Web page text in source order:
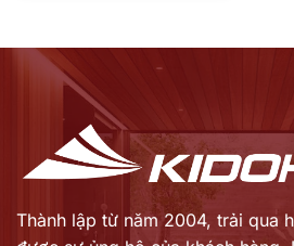
Thành lập từ năm 2004, trải qua